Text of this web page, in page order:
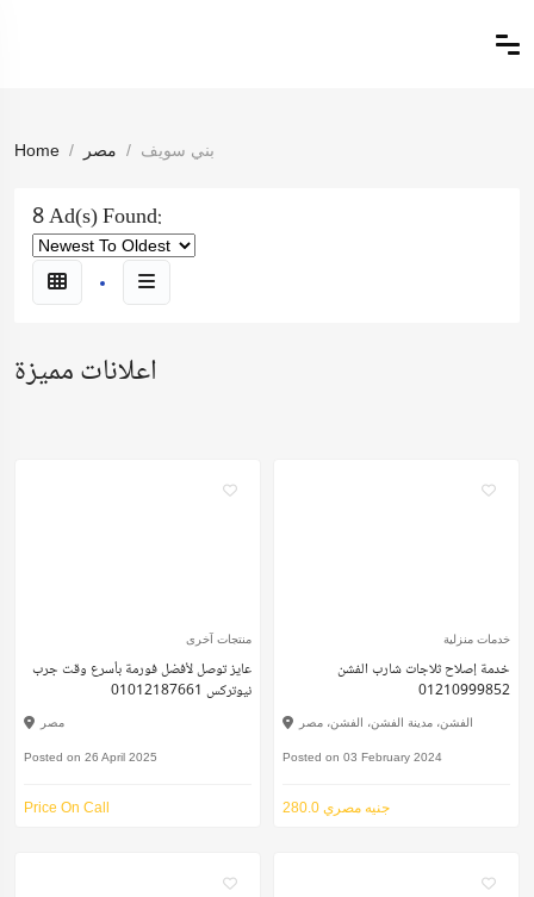
Home مصر بني سويف
8 Ad(s) Found:
اعلانات مميزة
منتجات آخرى
عايز توصل لأفضل فورمة بأسرع وقت جرب
نيوتركس 01012187661
مصر
Posted on 26 April 2025
Price On Call
خدمات منزلية
خدمة إصلاح ثلاجات شارب الفشن
01210999852
الفشن، مدينة الفشن، الفشن، مصر
Posted on 03 February 2024
280.0 جنيه مصري